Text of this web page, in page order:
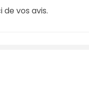
de vos avis.